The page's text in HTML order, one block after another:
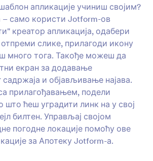
апликације учиниш својим?
само користи Jotform-ов
креатор апликација, одабери
отпреми слике, прилагоди икону
много тога. Такође можеш да
екран за додавање
и објављивање најава.
прилагођавањем, подели
што ћеш уградити линк на у свој
билтен. Управљај својом
погодне локације помоћу ове
за Апотеку Jotform-а.